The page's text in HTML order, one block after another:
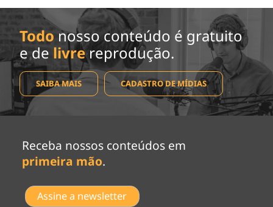
Todo nosso conteúdo é gratuito
e de livrereprodução.
SAIBA MAIS CADASTRO DE MÍDIAS
Receba nossos conteúdos em
primeira mão.
Assine a newsletter